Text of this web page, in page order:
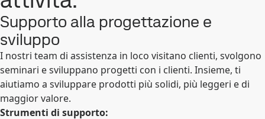
Supporto alla progettazione e
sviluppo
I nostri team di assistenza in loco visitano clienti, svolgono
seminari e sviluppano progetti con i clienti. Insieme, ti
aiutiamo a sviluppare prodotti più solidi, più leggeri e di
maggior valore.
Strumenti di supporto: